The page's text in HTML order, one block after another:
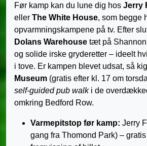
Før kamp kan du lune dig hos Jerry
eller The White House, som begge
opvarmningskampene på tv. Efter
Dolans Warehouse tæt på
og solide irske gryderetter – ideelt
i tove. Er kampen blevet udsat, så
Museum (gratis efter kl. 17 om
self-guided pub walki de
omkring Bedford Row.
Varmepitstop før kamp: Jerry
gang fra Thomond Park) –